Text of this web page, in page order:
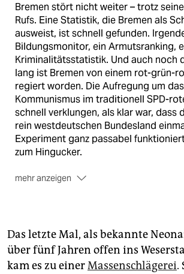
Bremen stört nicht weiter – trotz
Rufs. Eine Statistik, die Bremen als
ausweist, ist schnell gefunden.
Bildungsmonitor, ein Armutsranking,
Kriminalitätsstatistik. Und auch noch
lang ist Bremen von einem rot-grün-
regiert worden. Die Aufregung um
Kommunismus im traditionell SPD-
schnell verklungen, als klar war, dass
rein westdeutschen Bundesland
Experiment ganz passabel
zum Hingucker.
mehr anzeigen
schaut die taz daher in einem Dossier
macht das Lebensgefühl aus? Wieso
Raucherhauptstadt? Warum nochmal
Bremerhaven wichtig? Und was
Das letzte Mal, als bekannte
über fünf Jahren offen ins
kam es zu einerMassenschlägerei.